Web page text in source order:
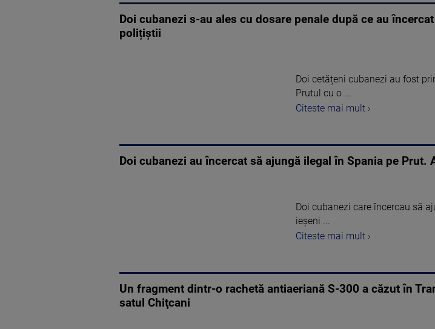
Doi cubanezi s-au ales cu dosare penale după ce au
polițiștii
Doi cetățeni cubanezi au fost
Prutul cu o ...
Citeste mai mult ›
Doi cubanezi au încercat să ajungă ilegal în Spania pe
Doi cubanezi care încercau să
ieşeni ...
Citeste mai mult ›
Un fragment dintr-o rachetă antiaeriană S-300 a căzut în
satul Chiţcani